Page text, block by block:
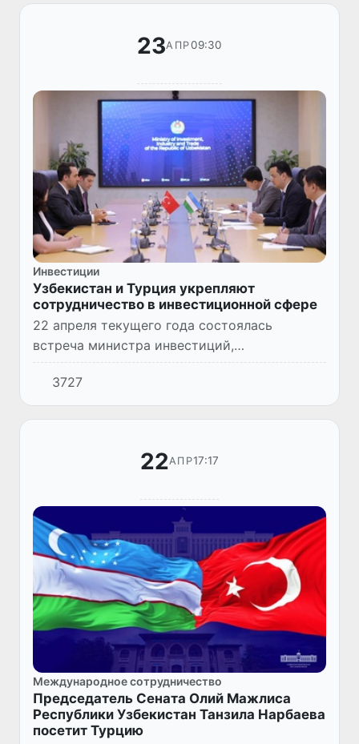
23АПР09:30
Инвестиции
Узбекистан и Турция укрепляют
сотрудничество в инвестиционной сфере
22 апреля текущего года состоялась
встреча министра инвестиций,
промышленности и торговли Лазиза
Кудратова с Чрезвычайным и Полномочным
Послом Турции в Узбекистане Уфуком
3727
22АПР17:17
Международное сотрудничество
Председатель Сената Олий Мажлиса
Республики Узбекистан Танзила Нарбаева
посетит Турцию